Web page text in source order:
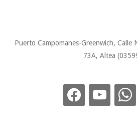
Puerto Campomanes-Greenwich, Calle
73A, Altea